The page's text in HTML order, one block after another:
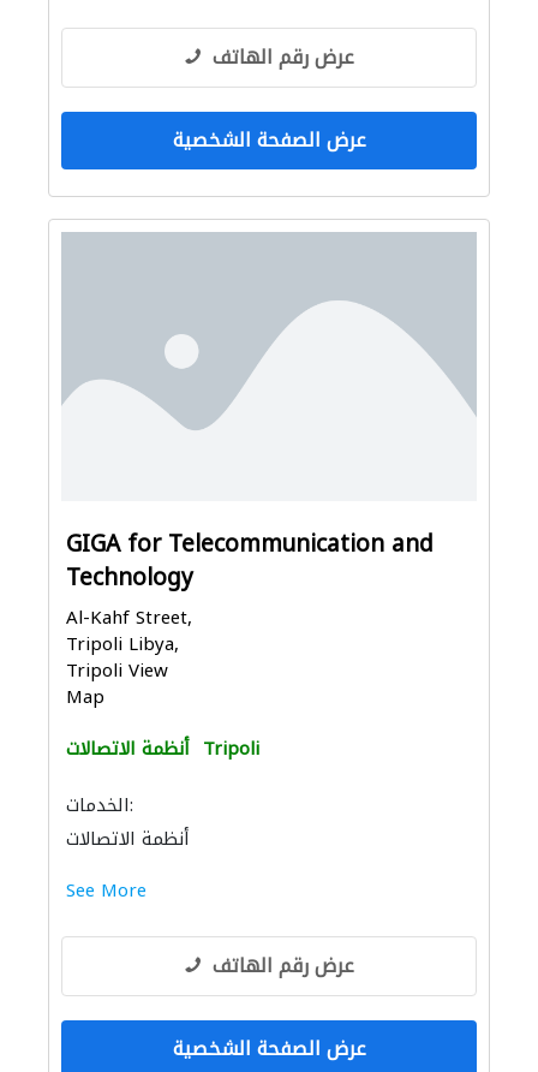
عرض رقم الهاتف
عرض الصفحة الشخصية
GIGA for Telecommunication and
Technology
Al-Kahf Street,
Tripoli Libya,
Tripoli View
Map
أنظمة الاتصالات Tripoli
الخدمات:
أنظمة الاتصالات
See More
عرض رقم الهاتف
عرض الصفحة الشخصية